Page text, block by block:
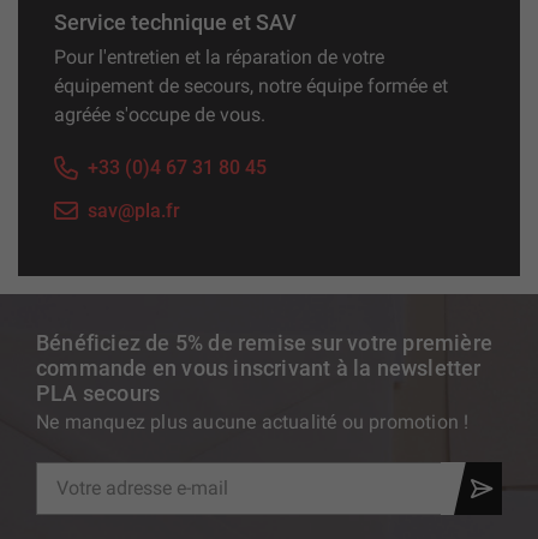
Bénéficiez de 5% de remise sur votre première
commande en vous inscrivant à la newsletter
PLA secours
Ne manquez plus aucune actualité ou promotion !
Service technique et SAV
Pour l'entretien et la réparation de votre
équipement de secours, notre équipe formée et
agréée s'occupe de vous.
+33 (0)4 67 31 80 45
sav@pla.fr